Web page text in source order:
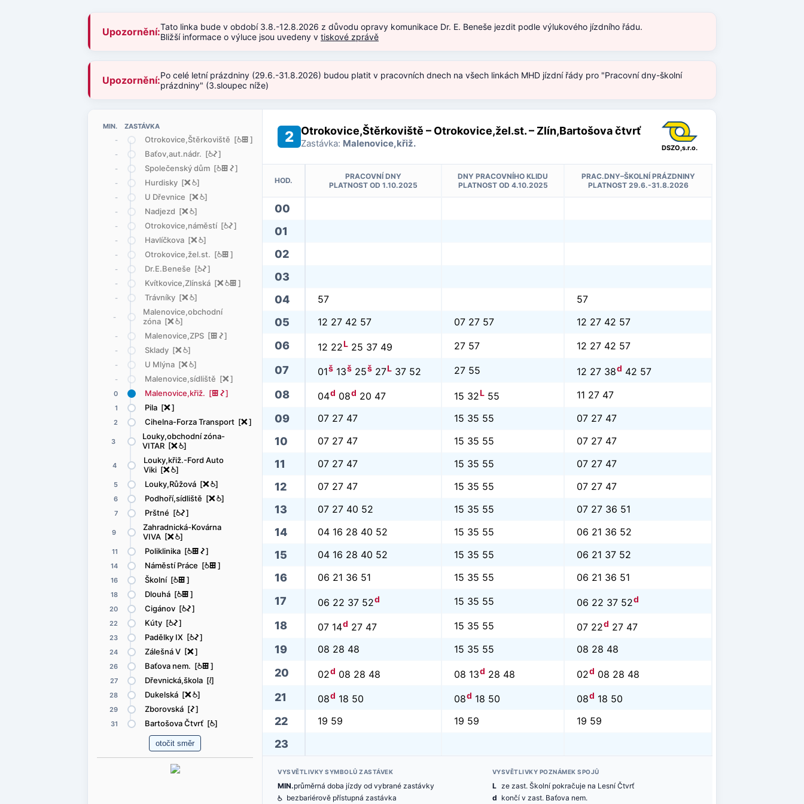
Upozornění:Tato linka bude v období 3.8.-12.8.2026 z důvodu opravy komunikace Dr. E. Beneše jezdit podle výlukového jízdního řádu.
Bližší informace o výluce jsou uvedeny v tiskové zprávě
Upozornění:Po celé letní prázdniny (29.6.-31.8.2026) budou platit v pracovních dnech na všech linkách MHD jízdní řády pro "Pracovní dny-školní
prázdniny" (3.sloupec níže)
MIN. ZASTÁVKA
-
Otrokovice,Štěrkoviště [@æ]
- Baťov,aut.nádr. [@ó]
- Společenský dům [@æó]
- Hurdisky [ë@]
- U Dřevnice [ë@]
- Nadjezd [ë@]
- Otrokovice,náměstí [@ó]
- Havlíčkova [ë@]
- Otrokovice,žel.st. [@æ]
- Dr.E.Beneše [@ó]
- Kvítkovice,Zlínská [ë@æ]
- Trávníky [ë@]
-
Malenovice,obchodní
zóna [ë@]
- Malenovice,ZPS [æó]
- Sklady [ë@]
- U Mlýna [ë@]
- Malenovice,sídliště [ë]
0 Malenovice,křiž. [æó]
1 Pila [ë]
2 Cihelna-Forza Transport [ë]
3
Louky,obchodní zóna-
VITAR [ë@]
4
Louky,křiž.-Ford Auto
Viki [ë@]
5 Louky,Růžová [ë@]
6 Podhoří,sídliště [ë@]
7 Prštné [@ó]
9
Zahradnická-Kovárna
VIVA [ë@]
11 Poliklinika [@æó]
14 Náměstí Práce [@æ]
16 Školní [@æ]
18 Dlouhá [@æ]
20 Cigánov [@ó]
22 Kúty [@ó]
23 Padělky IX [@ó]
24 Zálešná V [ë]
26 Baťova nem. [@æ]
27 Dřevnická,škola [<]
28 Dukelská [ë@]
29 Zborovská [ó]
31 Bartošova Čtvrť [@]
2 Otrokovice,Štěrkoviště – Otrokovice,žel.st. – Zlín,Bartošova čtvrť
Zastávka: Malenovice,křiž. DSZO,s.r.o.
HOD.
PRACOVNÍ DNY
PLATNOST OD 1.10.2025
DNY PRACOVNÍHO KLIDU
PLATNOST OD 4.10.2025
PRAC.DNY–ŠKOLNÍ PRÁZDNINY
PLATNOST 29.6.-31.8.2026
00
01
02
03
04
57 57
05 12 27 42 57 07 27 57 12 27 42 57
06 12 22L 25 37 49 27 57 12 27 42 57
07 01š 13š 25š 27L 37 52 27 55 12 27 38d 42 57
08 04d 08d 20 47 15 32L 55 11 27 47
09 07 27 47 15 35 55 07 27 47
10 07 27 47 15 35 55 07 27 47
11 07 27 47 15 35 55 07 27 47
12 07 27 47 15 35 55 07 27 47
13 07 27 40 52 15 35 55 07 27 36 51
14 04 16 28 40 52 15 35 55 06 21 36 52
15 04 16 28 40 52 15 35 55 06 21 37 52
16 06 21 36 51 15 35 55 06 21 36 51
17 06 22 37 52d 15 35 55 06 22 37 52d
18 07 14d 27 47 15 35 55 07 22d 27 47
19 08 28 48 15 35 55 08 28 48
20 02d 08 28 48 08 13d 28 48 02d 08 28 48
21 08d 18 50 08d 18 50 08d 18 50
22 19 59 19 59 19 59
23
VYSVĚTLIVKY SYMBOLŮ ZASTÁVEK
MIN.průměrná doba jízdy od vybrané zastávky
@ bezbariérově přístupná zastávka
VYSVĚTLIVKY POZNÁMEK SPOJŮ
L
ze zast. Školní pokračuje na Lesní Čtvrť
d končí v zast. Baťova nem.